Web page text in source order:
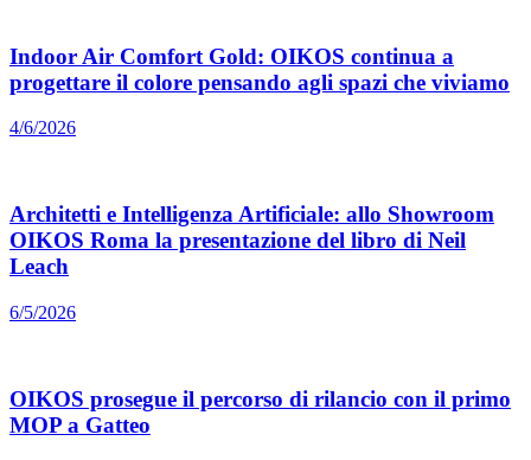
Indoor Air Comfort Gold: OIKOS continua a
progettare il colore pensando agli spazi che viviamo
4/6/2026
Architetti e Intelligenza Artificiale: allo Showroom
OIKOS Roma la presentazione del libro di Neil
Leach
6/5/2026
OIKOS prosegue il percorso di rilancio con il primo
MOP a Gatteo